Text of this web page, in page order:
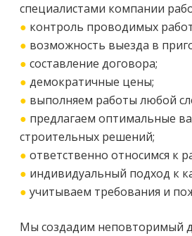
специалистами компании
● контроль проводимых
● возможность выезда в
● составление договора;
● демократичные цены;
● выполняем работы любой
● предлагаем оптимальные
строительных решений;
● ответственно относимся к
● индивидуальный подход к
● учитываем требования и
Мы создадим неповторимый